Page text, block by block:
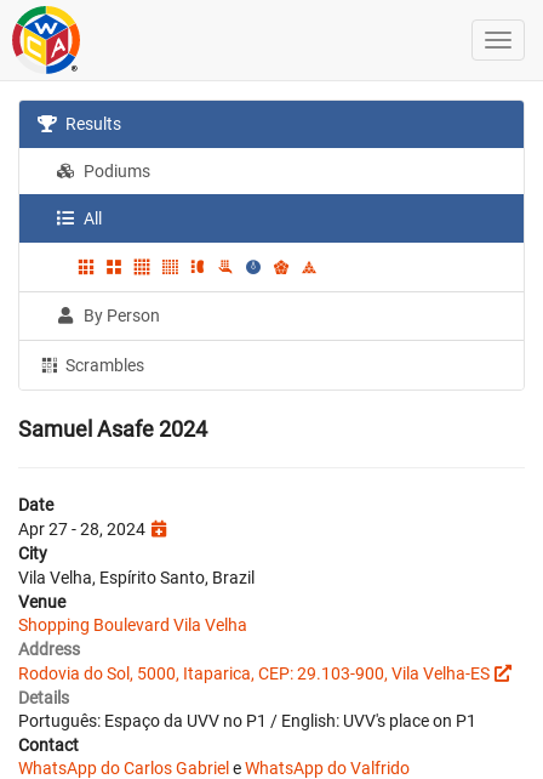
Results
Podiums
All
By Person
Scrambles
Samuel Asafe 2024
Date
Apr 27 - 28, 2024
City
Vila Velha, Espírito Santo, Brazil
Venue
Shopping Boulevard Vila Velha
Address
Rodovia do Sol, 5000, Itaparica, CEP: 29.103-900, Vila Velha-ES
Details
Português: Espaço da UVV no P1 / English: UVV's place on P1
Contact
WhatsApp do Carlos GabrieleWhatsApp do Valfrido